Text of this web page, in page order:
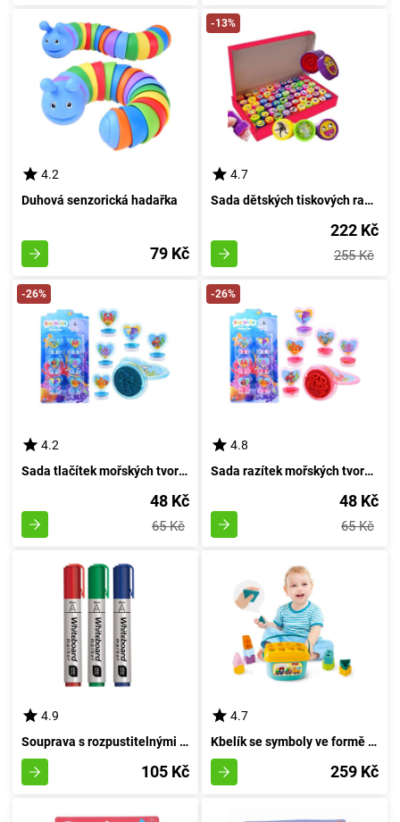
4.2
Duhová senzorická hadařka
79 Kč
-13%
4.7
Sada dětských tiskových razítek 60 kusů
222 Kč
255 Kč
-26%
4.2
Sada tlačítek mořských tvorů - azurová
48 Kč
65 Kč
-26%
4.8
Sada razítek mořských tvorů - karmínová
48 Kč
65 Kč
4.9
Souprava s rozpustitelnými hřebíčky
105 Kč
4.7
Kbelík se symboly ve formě písmen
259 Kč